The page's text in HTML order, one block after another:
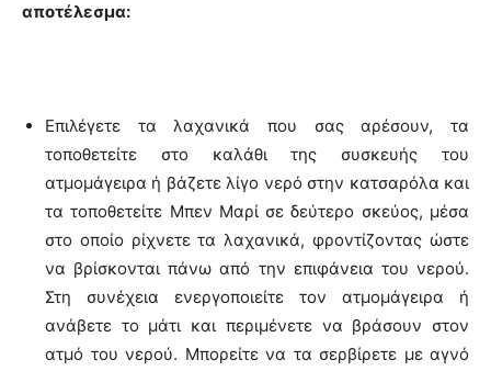
αποτέλεσμα:
Επιλέγετε τα λαχανικά που σας αρέσουν, τα
τοποθετείτε στο καλάθι της συσκευής του
ατμομάγειρα ή βάζετε λίγο νερό στην κατσαρόλα και
τα τοποθετείτε Μπεν Μαρί σε δεύτερο σκεύος, μέσα
στο οποίο ρίχνετε τα λαχανικά, φροντίζοντας ώστε
να βρίσκονται πάνω από την επιφάνεια του νερού.
Στη συνέχεια ενεργοποιείτε τον ατμομάγειρα ή
ανάβετε το μάτι και περιμένετε να βράσουν στον
ατμό του νερού. Μπορείτε να τα σερβίρετε με αγνό